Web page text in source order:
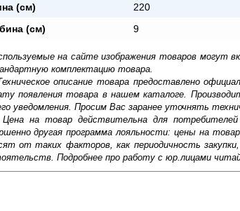
(см)
220
(см)
9
на сайте изображения товаров могут
комплектацию товара.
описание товара предоставлено
появления товара в нашем каталоге.
уведомления. Просим Вас заранее уточнять
на товар действительна для
другая программа лояльности: цены на
от таких факторов, как периодичность
Подробнее про работу с юр.лицами